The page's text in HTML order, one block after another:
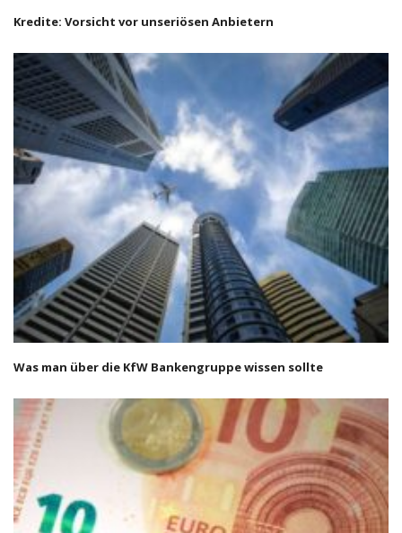
Kredite: Vorsicht vor unseriösen Anbietern
Was man über die KfW Bankengruppe wissen sollte